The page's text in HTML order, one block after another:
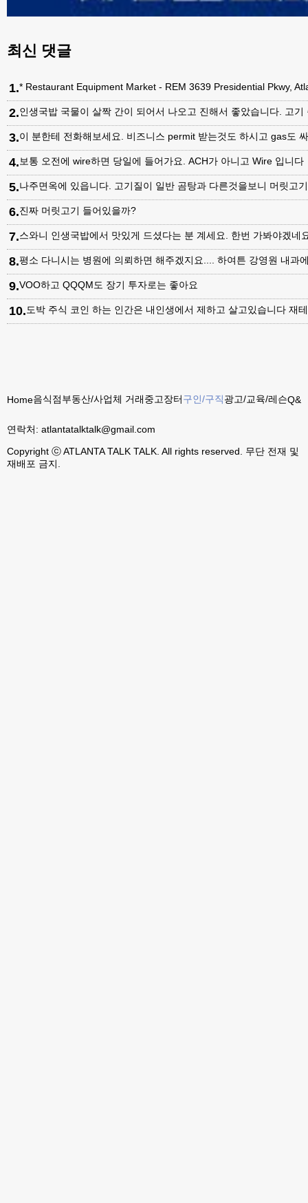
최신 댓글
1.* Restaurant Equipment Market - REM 3639 Presidential Pkwy,
2.인생국밥 국물이 살짝 간이 되어서 나오고 진해서 좋았습니다. 고
3.이 분한테 전화해보세요. 비즈니스 permit 받는것도 하시고 gas도
4.보통 오전에 wire하면 당일에 들어가요. ACH가 아니고 Wire 입니다
5.나주면옥에 있읍니다. 고기질이 일반 곰탕과 다른것을보니 머릿고
6.진짜 머릿고기 들어있을까?
7.스와니 인생국밥에서 맛있게 드셨다는 분 계세요. 한번 가봐야겠네
8.평소 다니시는 병원에 의뢰하면 해주겠지요.... 하여튼 강영원 내과
9.VOO하고 QQQM도 장기 투자로는 좋아요
10.도박 주식 코인 하는 인간은 내인생에서 제하고 살고있습니다 재
Home음식점부동산/사업체 거래중고장터구인/구직광고/교육/레슨Q&A
연락처: atlantatalktalk@gmail.com
Copyright ⓒ ATLANTA TALK TALK. All rights reserved. 무단 전재 및
재배포 금지.